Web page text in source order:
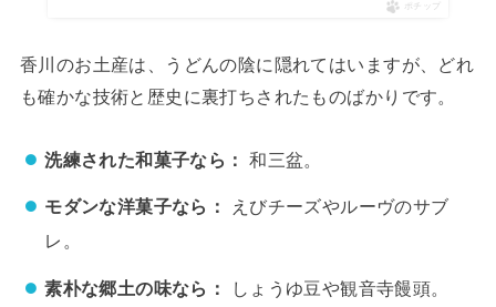
ポチップ
香川のお土産は、うどんの陰に隠れてはいますが、どれ
も確かな技術と歴史に裏打ちされたものばかりです。
洗練された和菓子なら： 和三盆。
モダンな洋菓子なら：
えびチーズやルーヴのサブ
レ。
素朴な郷土の味なら： しょうゆ豆や観音寺饅頭。